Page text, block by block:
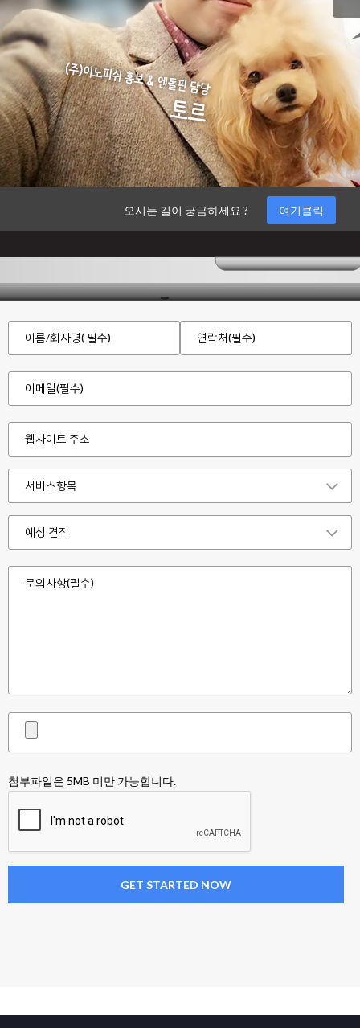
오시는 길이 궁금하세요 ? 여기클릭
첨부파일은 5MB 미만 가능합니다.